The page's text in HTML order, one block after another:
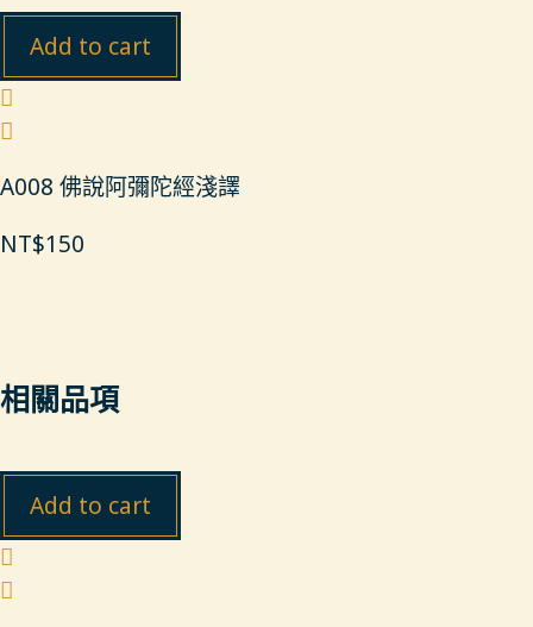
Add to cart
A008 佛說阿彌陀經淺譯
NT$150
相關品項
Add to cart